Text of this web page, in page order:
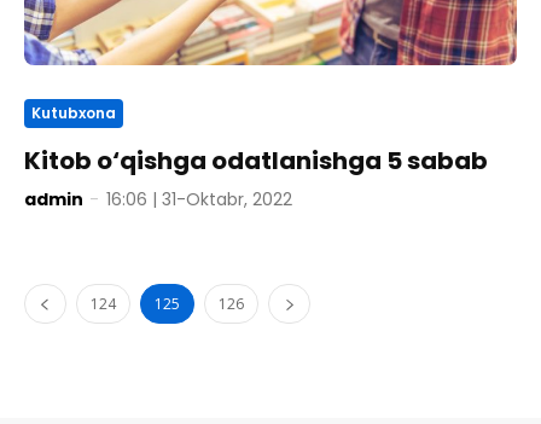
Kutubxona
Kitob o‘qishga odatlanishga 5 sabab
admin - 16:06 | 31-Oktabr, 2022
124 125 126